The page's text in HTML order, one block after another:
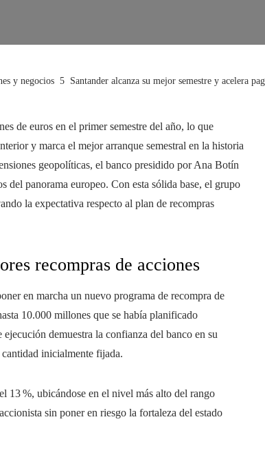
y negocios Santander alcanza su mejor semestre y acelera
de euros en el primer semestre del año, lo que
y marca el mejor arranque semestral en la historia
geopolíticas, el banco presidido por Ana Botín
del panorama europeo. Con esta sólida base, el grupo
la expectativa respecto al plan de recompras
recompras de acciones
en marcha un nuevo programa de recompra de
10.000 millones que se había planificado
demuestra la confianza del banco en su
inicialmente fijada.
%, ubicándose en el nivel más alto del rango
sin poner en riesgo la fortaleza del estado